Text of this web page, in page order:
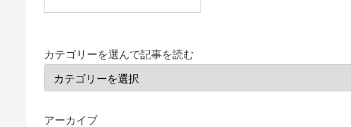
カテゴリーを選んで記事を読む
アーカイブ